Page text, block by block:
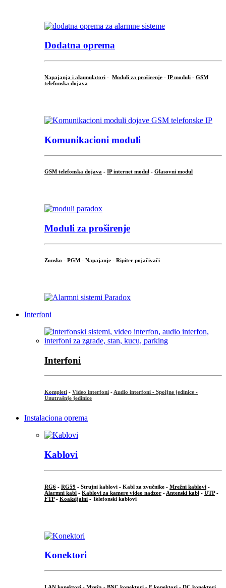
Dodatna oprema
Napajanja i akumulatori - Moduli za proširenje - IP moduli - GSM
telefonska dojava
Komunikacioni moduli
GSM telefonska dojava - IP internet modul - Glasovni modul
Moduli za proširenje
Zonsko - PGM - Napajanje - Ripiter pojačivači
Interfoni
Interfoni
Kompleti - Video interfoni - Audio interfoni - Spoljne jedinice -
Unutrašnje jedinice
Instalaciona oprema
Kablovi
RG6 - RG59 - Strujni kablovi - Kabl za zvučnike - Mrežni kablovi -
Alarmni kabl - Kablovi za kamere video nadzor - Antenski kabl - UTP-
FTP- Koaksijalni - Telefonski kablovi
Konektori